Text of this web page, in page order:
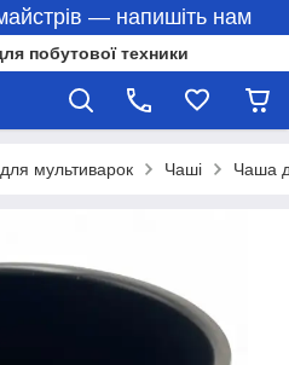
— напишіть нам
побутової техники
мультиварок Чаші Чаша